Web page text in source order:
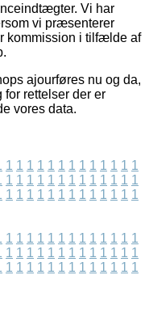
Vi har
vi præsenterer
kommission i tilfælde af
ajourføres nu og da,
rettelser der er
vores data.
1 1 1 1 1 1 1 1 1 1 1 1 1
1 1 1 1 1 1 1 1 1 1 1 1 1
1 1 1 1 1 1 1 1 1 1 1 1 1
1 1 1 1 1 1 1 1 1 1 1 1 1
1 1 1 1 1 1 1 1 1 1 1 1 1
1 1 1 1 1 1 1 1 1 1 1 1 1